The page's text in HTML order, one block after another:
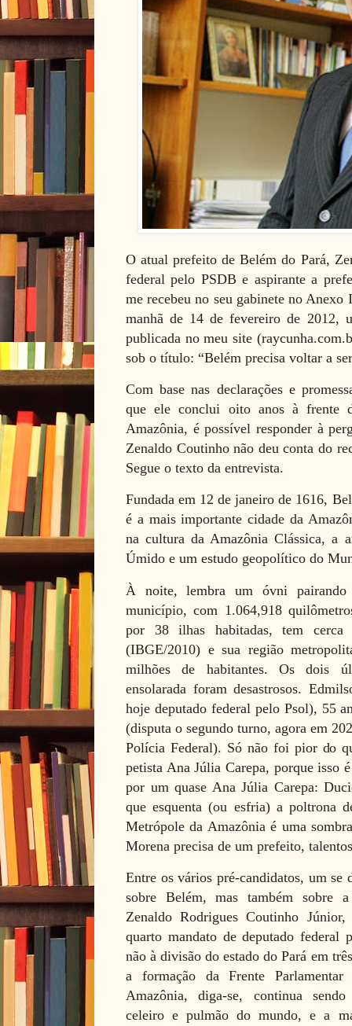
O atual prefeito de Belém do Pará,
federal pelo PSDB e aspirante a
me recebeu no seu gabinete no Anexo
manhã de 14 de fevereiro de 2012,
publicada no meu site
sob o título: “Belém precisa voltar a
Com base nas declarações e
que ele conclui oito anos à frente
Amazônia, é possível responder à
Zenaldo Coutinho não deu conta do
Segue o texto da entrevista.
Fundada em 12 de janeiro de 1616,
é a mais importante cidade da
na cultura da Amazônia Clássica, a
Úmido e um estudo geopolítico do
À noite, lembra um óvni
município, com 1.064,918
por 38 ilhas habitadas, tem
(IBGE/2010) e sua região
milhões de habitantes. Os dois
ensolarada foram desastrosos.
hoje deputado federal pelo Psol), 55
(disputa o segundo turno, agora em
Polícia Federal). Só não foi pior do
petista Ana Júlia Carepa, porque isso
por um quase Ana Júlia Carepa:
que esquenta (ou esfria) a poltrona
Metrópole da Amazônia é uma
Morena precisa de um prefeito,
Entre os vários pré-candidatos, um se
sobre Belém, mas também sobre a
Zenaldo Rodrigues Coutinho
quarto mandato de deputado
não à divisão do estado do Pará em
a formação da Frente
Amazônia, diga-se, continua
celeiro e pulmão do mundo, e a